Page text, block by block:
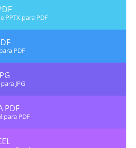
PPTX para PDF
PDF
JPG
PDF
para PDF